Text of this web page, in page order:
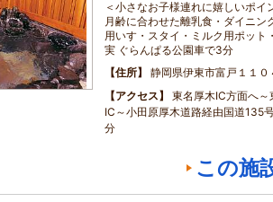
＜小さなお子様連れに嬉しいポイ
月齢に合わせた離乳食・ダイニン
用いす・スタイ・ミルク用ポット
実 ぐらんぱる公園車で3分
住所
静岡県伊東市富戸１１０
アクセス
東名厚木IC方面へ
IC～小田原厚木道路経由国道135
分
この施